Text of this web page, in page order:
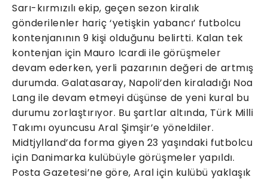
Sarı-kırmızılı ekip, geçen sezon kiralık
gönderilenler hariç ‘yetişkin yabancı’ futbolcu
kontenjanının 9 kişi olduğunu belirtti. Kalan tek
kontenjan için Mauro Icardi ile görüşmeler
devam ederken, yerli pazarının değeri de artmış
durumda. Galatasaray, Napoli’den kiraladığı Noa
Lang ile devam etmeyi düşünse de yeni kural bu
durumu zorlaştırıyor. Bu şartlar altında, Türk Milli
Takımı oyuncusu Aral Şimşir’e yöneldiler.
Midtjylland’da forma giyen 23 yaşındaki futbolcu
için Danimarka kulübüyle görüşmeler yapıldı.
Posta Gazetesi’ne göre, Aral için kulübü yaklaşık